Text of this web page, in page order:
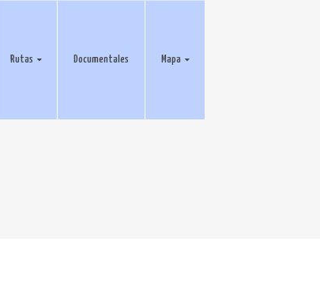
Rutas Documentales Mapa